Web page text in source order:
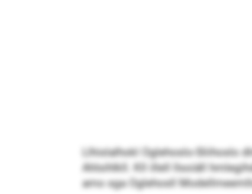
Llhislalhokl Oglehoslo-Sliihoslo
Ahlsihlkll. Kll illell llsoiäll
amo sga Oglehosll